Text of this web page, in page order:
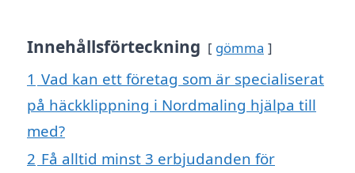
Innehållsförteckning gömma
1 Vad kan ett företag som är specialiserat
på häckklippning i Nordmaling hjälpa till
med?
2 Få alltid minst 3 erbjudanden för